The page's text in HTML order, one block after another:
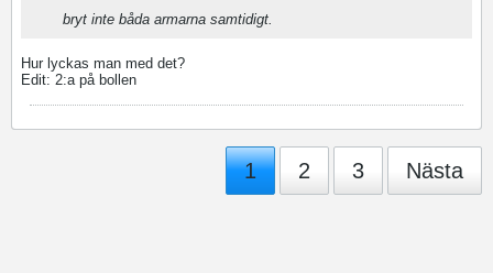
bryt inte båda armarna samtidigt.
Hur lyckas man med det?
Edit: 2:a på bollen
1 2 3 Nästa